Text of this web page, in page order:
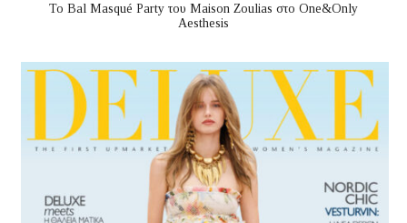
Το Bal Masqué Party του Maison Zoulias στο One&Only
Aesthesis